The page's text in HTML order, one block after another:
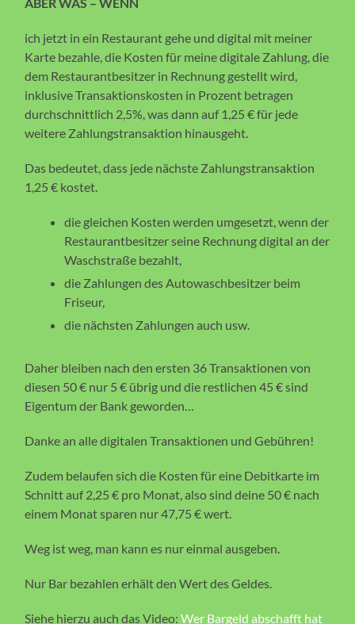
ABER WAS – WENN
ich jetzt in ein Restaurant gehe und digital mit meiner
Karte bezahle, die Kosten für meine digitale Zahlung, die
dem Restaurantbesitzer in Rechnung gestellt wird,
inklusive Transaktionskosten in Prozent betragen
durchschnittlich 2,5%, was dann auf 1,25 € für jede
weitere Zahlungstransaktion hinausgeht.
Das bedeutet, dass jede nächste Zahlungstransaktion
1,25 € kostet.
die gleichen Kosten werden umgesetzt, wenn der
Restaurantbesitzer seine Rechnung digital an der
Waschstraße bezahlt,
die Zahlungen des Autowaschbesitzer beim
Friseur,
die nächsten Zahlungen auch usw.
Daher bleiben nach den ersten 36 Transaktionen von
diesen 50 € nur 5 € übrig und die restlichen 45 € sind
Eigentum der Bank geworden…
Danke an alle digitalen Transaktionen und Gebühren!
Zudem belaufen sich die Kosten für eine Debitkarte im
Schnitt auf 2,25 € pro Monat, also sind deine 50 € nach
einem Monat sparen nur 47,75 € wert.
Weg ist weg, man kann es nur einmal ausgeben.
Nur Bar bezahlen erhält den Wert des Geldes.
Siehe hierzu auch das Video:Wer Bargeld abschafft hat